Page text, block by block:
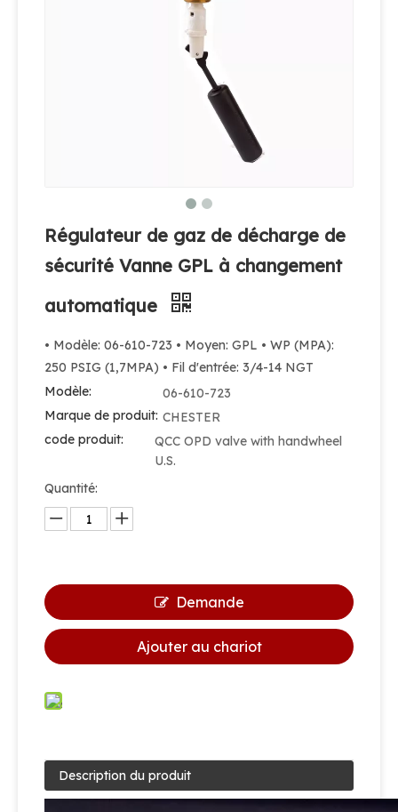
Régulateur de gaz de décharge de
sécurité Vanne GPL à changement
automatique
• Modèle: 06-610-723 • Moyen: GPL • WP (MPA):
250 PSIG (1,7MPA) • Fil d'entrée: 3/4-14 NGT
Modèle:
06-610-723
Marque de produit: CHESTER
code produit:
QCC OPD valve with handwheel
U.S.
Quantité:
Demande
Ajouter au chariot
Description du produit